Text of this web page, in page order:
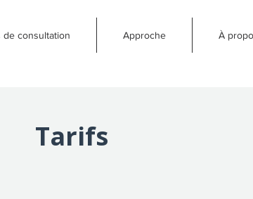
de consultation Approche À
Tarifs